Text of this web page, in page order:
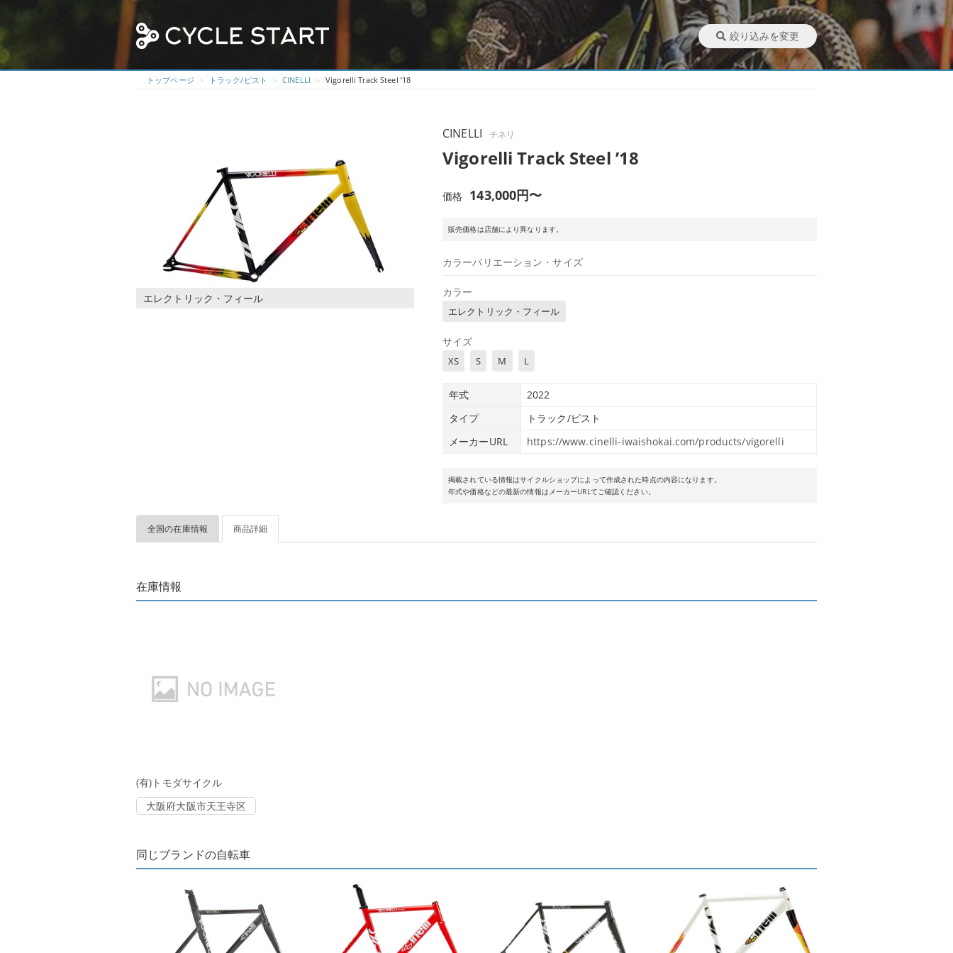
絞り込みを変更
トップページ トラック/ピスト CINELLI Vigorelli Track Steel ’18
エレクトリック・フィール
CINELLI チネリ
Vigorelli Track Steel ’18
価格 143,000円〜
販売価格は店舗により異なります。
カラーバリエーション・サイズ
カラー
エレクトリック・フィール
サイズ
XS S M L
年式
2022
タイプ
トラック/ピスト
メーカーURL
https://www.cinelli-iwaishokai.com/products/vigorelli
掲載されている情報はサイクルショップによって作成された時点の内容になります。
年式や価格などの最新の情報はメーカーURLてご確認ください。
全国の在庫情報 商品詳細
在庫情報
(有)トモダサイクル
大阪府大阪市天王寺区
同じブランドの自転車